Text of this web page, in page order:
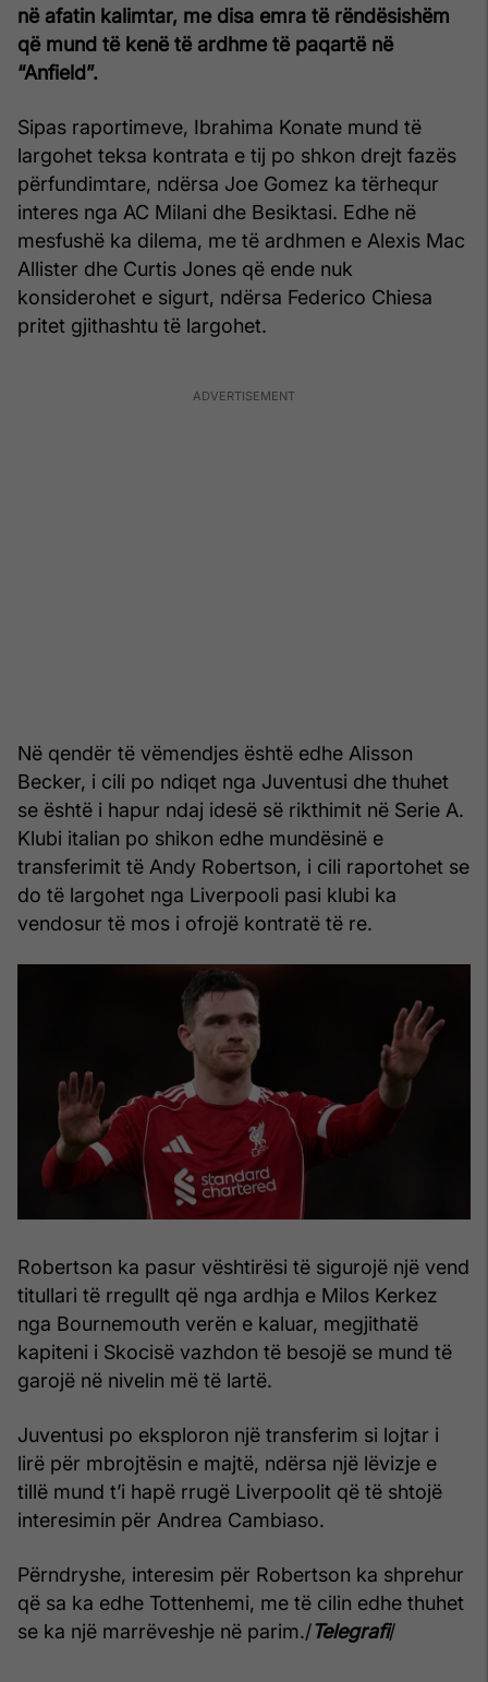
në afatin kalimtar, me disa emra të rëndësishëm
që mund të kenë të ardhme të paqartë në
“Anfield”.
Sipas raportimeve, Ibrahima Konate mund të
largohet teksa kontrata e tij po shkon drejt fazës
përfundimtare, ndërsa Joe Gomez ka tërhequr
interes nga AC Milani dhe Besiktasi. Edhe në
mesfushë ka dilema, me të ardhmen e Alexis Mac
Allister dhe Curtis Jones që ende nuk
konsiderohet e sigurt, ndërsa Federico Chiesa
pritet gjithashtu të largohet.
Në qendër të vëmendjes është edhe Alisson
Becker, i cili po ndiqet nga Juventusi dhe thuhet
se është i hapur ndaj idesë së rikthimit në Serie A.
Klubi italian po shikon edhe mundësinë e
transferimit të Andy Robertson, i cili raportohet se
do të largohet nga Liverpooli pasi klubi ka
vendosur të mos i ofrojë kontratë të re.
Robertson ka pasur vështirësi të sigurojë një vend
titullari të rregullt që nga ardhja e Milos Kerkez
nga Bournemouth verën e kaluar, megjithatë
kapiteni i Skocisë vazhdon të besojë se mund të
garojë në nivelin më të lartë.
Juventusi po eksploron një transferim si lojtar i
lirë për mbrojtësin e majtë, ndërsa një lëvizje e
tillë mund t’i hapë rrugë Liverpoolit që të shtojë
interesimin për Andrea Cambiaso.
Përndryshe, interesim për Robertson ka shprehur
që sa ka edhe Tottenhemi, me të cilin edhe thuhet
se ka një marrëveshje në parim./Telegrafi/